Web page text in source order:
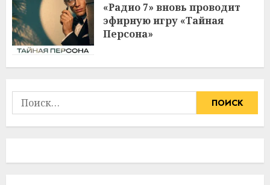
«Радио 7» вновь проводит
эфирную игру «Тайная
Персона»
Найти: